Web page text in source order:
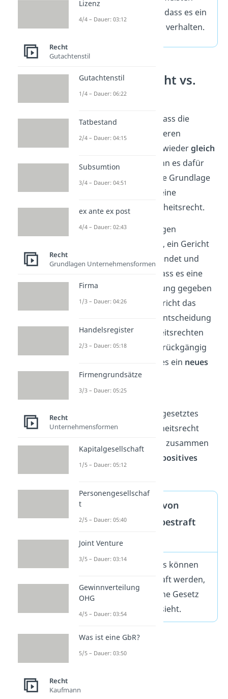
Menschen denken, dass es ein
Recht ist, sich so zu verhalten.
Gewohnheitsrecht vs.
Richterrecht
Richterrecht bedeutet, dass die
Gerichte über einen längeren
Zeitraum hinweg immer wiedergleich
entscheiden— auch wenn es dafür
keine explizite gesetzliche Grundlage
gibt. Hier siehst du also eine
Ähnlichkeit zum Gewohnheitsrecht.
Es gibt aber einen wichtigen
Unterschied: Stell dir vor, ein Gericht
hat
Richterrecht
angewendet und
nachträglich wird klar, dass es eine
vernünftigere Entscheidung gegeben
hätte. Dann kann das Gericht das
. Eine Entscheidung
aufgrund von Gewohnheitsrechten
kann dagegen nur dann rückgängig
gemacht werden, wenn es ein neues
Gesetzdazu gibt.
Übrigens
aufgeschriebene Recht (gesetztes
Recht) und das Gewohnheitsrecht
(ungeschriebenes Recht) zusammen
positives
Recht
Kann ich aufgrund von
Gewohnheitsrecht bestraft
werden?
Nein, das geht nicht
. Es können
nur Handlungen bestraft werden,
für die das geschriebene Gesetz
explizit eine Strafe vorsieht.
Lizenz
4/4 – Dauer: 03:12
Recht
Gutachtenstil
Gutachtenstil
1/4 – Dauer: 06:22
Tatbestand
2/4 – Dauer: 04:15
Subsumtion
3/4 – Dauer: 04:51
ex ante ex post
4/4 – Dauer: 02:43
Recht
Grundlagen Unternehmensformen
Firma
1/3 – Dauer: 04:26
Handelsregister
2/3 – Dauer: 05:18
Firmengrundsätze
3/3 – Dauer: 05:25
Recht
Unternehmensformen
Kapitalgesellschaft
1/5 – Dauer: 05:12
Personengesellschaf
t
2/5 – Dauer: 05:40
Joint Venture
3/5 – Dauer: 03:14
Gewinnverteilung
OHG
4/5 – Dauer: 03:54
Was ist eine GbR?
5/5 – Dauer: 03:50
Recht
Kaufmann